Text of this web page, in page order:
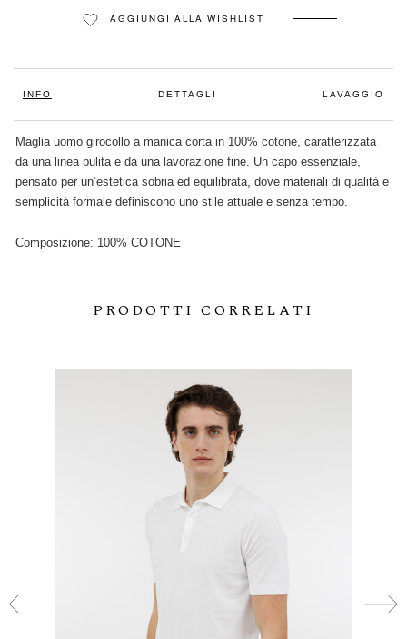
AGGIUNGI ALLA WISHLIST
INFO DETTAGLI LAVAGGIO
Maglia uomo girocollo a manica corta in 100% cotone, caratterizzata
da una linea pulita e da una lavorazione fine. Un capo essenziale,
pensato per un’estetica sobria ed equilibrata, dove materiali di qualità e
semplicità formale definiscono uno stile attuale e senza tempo.
Composizione: 100% COTONE
PRODOTTI CORRELATI